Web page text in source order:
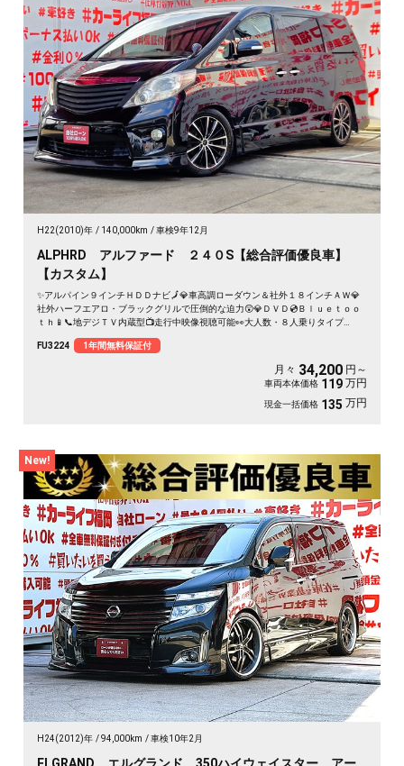
H22(2010)年 140,000km 車検9年12月
ALPHRD アルファード ２４０S【総合評価優良車】
【カスタム】
✨アルパイン９インチＨＤＤナビ🗾💎車高調ローダウン＆社外１８インチＡＷ💎
社外ハーフエアロ・ブラックグリルで圧倒的な迫力😲💎ＤＶＤ💿Ｂｌｕｅｔｏｏ
ｔｈ📱📞地デジＴＶ内蔵型📺走行中映像視聴可能👀大人数・８人乗りタイプ
FU3224
1年間無料保証付
月々 34,200 円～
車両本体価格 119 万円
現金一括価格 135 万円
New!
H24(2012)年 94,000km 車検10年2月
ELGRAND エルグランド 350ハイウェイスター アー